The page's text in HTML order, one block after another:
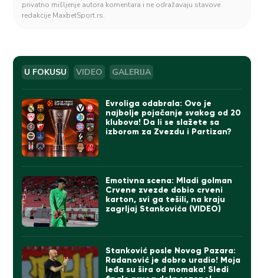
privatno mišljenje autora komentara i ne odražavaju stavove
redakcije MaxbetSport.rs.
U FOKUSU VIDEO GALERIJA
Evroliga odabrala: Ovo je
najbolje pojačanje svakog od 20
klubova! Da li se slažete sa
izborom za Zvezdu i Partizan?
Emotivna scena: Mladi golman
Crvene zvezde dobio crveni
karton, svi ga tešili, na kraju
zagrljaj Stankovića (VIDEO)
Stanković posle Novog Pazara:
Radanović je dobro uradio! Moja
leđa su šira od momaka! Sledi